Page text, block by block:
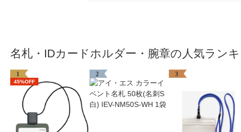
名札・IDカードホルダー・腕章の人気ラン
1
45%OFF
2 3